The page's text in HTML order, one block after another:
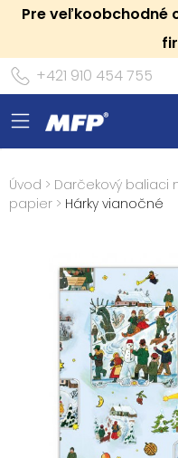
Pre veľkoobchodné
+421 910 454 755
Úvod > Darčekový baliaci
papier > Hárky vianočné